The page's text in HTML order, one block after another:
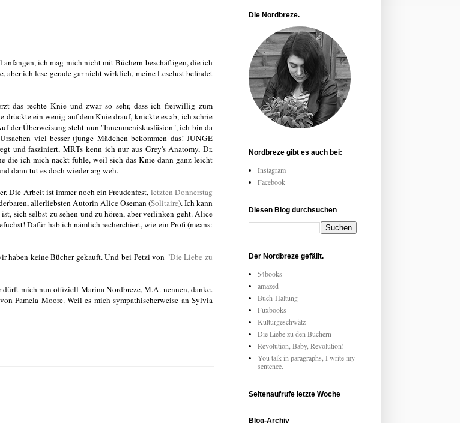
ich mag mich nicht mit Büchern beschäftigen, die ich
aber ich lese gerade gar nicht wirklich, meine Leselust befindet
das rechte Knie und zwar so sehr, dass ich freiwillig zum
ein wenig auf dem Knie drauf, knickte es ab, ich schrie
der Überweisung steht nun "Innenmeniskusläsion", ich bin da
viel besser (junge Mädchen bekommen das! JUNGE
und fasziniert, MRTs kenn ich nur aus Grey's Anatomy, Dr.
die ich mich nackt fühle, weil sich das Knie dann ganz leicht
dann tut es doch wieder arg weh.
Die Arbeit ist immer noch ein Freudenfest, letzten Donnerstag
allerliebsten Autorin Alice Oseman (Solitaire). Ich kann
sich selbst zu sehen und zu hören, aber verlinken geht. Alice
Dafür hab ich nämlich recherchiert, wie ein Profi (means:
haben keine Bücher gekauft. Und bei Petzi von "Die Liebe zu
mich nun offiziell Marina Nordbreze, M.A. nennen, danke.
Pamela Moore. Weil es mich sympathischerweise an Sylvia
Die Nordbreze.
Nordbreze gibt es auch bei:
Instagram
Facebook
Diesen Blog durchsuchen
Der Nordbreze gefällt.
54books
amazed
Buch-Haltung
Fuxbooks
Kulturgeschwätz
Die Liebe zu den Büchern
Revolution, Baby, Revolution!
You talk in paragraphs, I write my
sentence.
Seitenaufrufe letzte Woche
Blog-Archiv